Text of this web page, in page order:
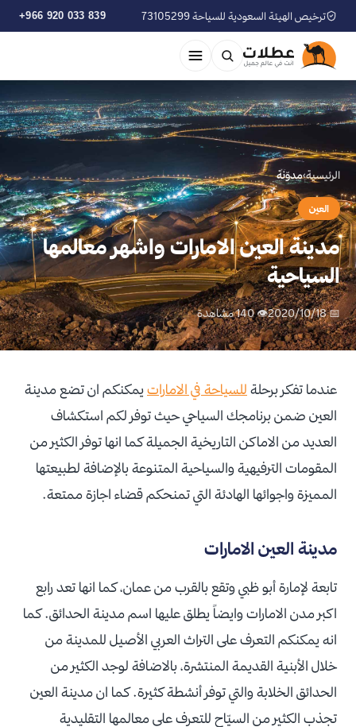
ترخيص الهيئة السعودية للسياحة 73105299 +966 920 033 839
الرئيسية›مدوّنة
العين
مدينة العين الامارات واشهر معالمها
السياحية
📅 2020/10/18 👁 140 مشاهدة
عندما تفكر برحلة للسياحة في الاماراتيمكنكم ان تضع مدينة
العين ضمن برنامجك السياحي حيث توفر لكم استكشاف
العديد من الاماكن التاريخية الجميلة كما انها توفر الكثير من
المقومات الترفيهية والسياحية المتنوعة بالإضافة لطبيعتها
المميزة واجوائها الهادئة التي تمنحكم قضاء اجازة ممتعة.
مدينة العين الامارات
تابعة لإمارة أبو ظبي وتقع بالقرب من عمان، كما انها تعد رابع
اكبر مدن الامارات وايضاً يطلق عليها اسم مدينة الحدائق. كما
انه يمكنكم التعرف على التراث العربي الأصيل للمدينة من
خلال الأبنية القديمة المنتشرة، بالاضافة لوجد الكثير من
الحدائق الخلابة والتي توفر أنشطة كثيرة. كما ان مدينة العين
تجذب الكثير من السيّاح للتعرف على معالمها التقليدية